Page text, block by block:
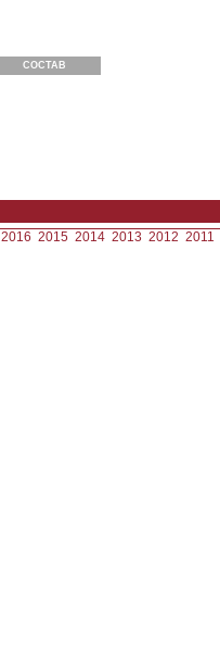
СОСТАВ
2016 2015 2014 2013 2012 2011